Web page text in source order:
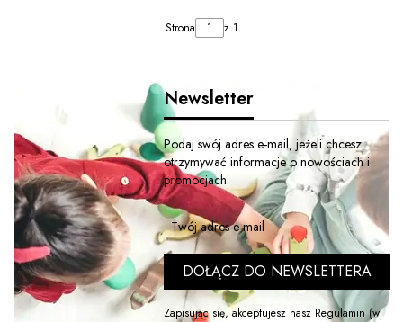
Strona z 1
Newsletter
Podaj swój adres e-mail, jeżeli chcesz
otrzymywać informacje o nowościach i
promocjach.
Twój adres e-mail
DOŁĄCZ DO NEWSLETTERA
Zapisując się, akceptujesz nasz Regulamin(w